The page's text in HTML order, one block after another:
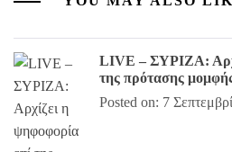
LIVE – ΣΥΡΙΖΑ:
της πρότασης
Posted on: 7